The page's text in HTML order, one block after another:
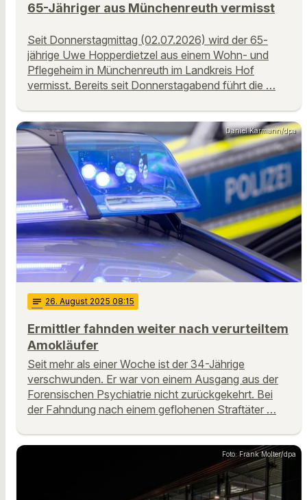
65-Jähriger aus Münchenreuth vermisst
Seit Donnerstagmittag (02.07.2026) wird der 65-
jährige Uwe Hopperdietzel aus einem Wohn- und
Pflegeheim in Münchenreuth im Landkreis Hof
vermisst. Bereits seit Donnerstagabend führt die …
Daniel Karmann/dpa
notes 26. August 2025 08:15
Ermittler fahnden weiter nach verurteiltem
Amokläufer
Seit mehr als einer Woche ist der 34-Jährige
verschwunden. Er war von einem Ausgang aus der
Forensischen Psychiatrie nicht zurückgekehrt. Bei
der Fahndung nach einem geflohenen Straftäter …
Foto: Frank Molter/dpa